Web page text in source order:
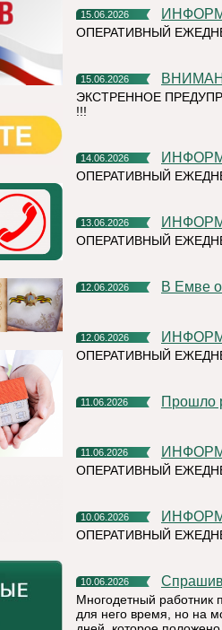
15.06.2026
ОПЕРАТИВНЫЙ
15.06.2026
ЭКСТРЕННОЕ
!!!
14.06.2026
ОПЕРАТИВНЫЙ
13.06.2026
ОПЕРАТИВНЫЙ
12.06.2026 В Емве
12.06.2026
ОПЕРАТИВНЫЙ
11.06.2026
11.06.2026
ОПЕРАТИВНЫЙ
10.06.2026
ОПЕРАТИВНЫЙ
10.06.2026
Многодетный работник
для него время, но на